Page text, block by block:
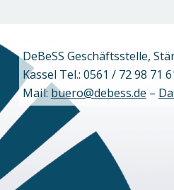
DeBeSS Geschäftsstelle,
Kassel Tel.: 0561 / 72 98 71
Mail: buero@debess.de –